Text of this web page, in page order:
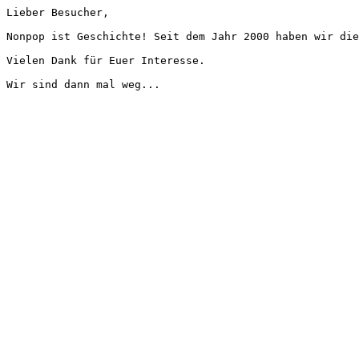
Lieber Besucher,
Nonpop ist Geschichte! Seit dem Jahr 2000 haben wir
Vielen Dank für Euer Interesse.
Wir sind dann mal weg...